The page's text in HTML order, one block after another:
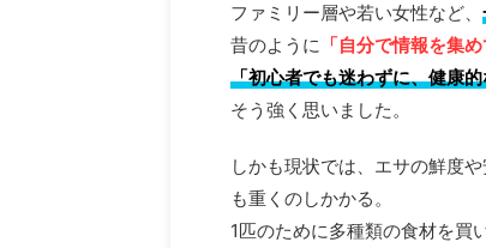
ファミリー層や若い女性など、
昔のように 「自分で情報を集
「初心者でも迷わずに、健康
そう強く思いました。
しかも現状では、エサの鮮度
も重くのしかかる。
1匹のために多種類の食材を買